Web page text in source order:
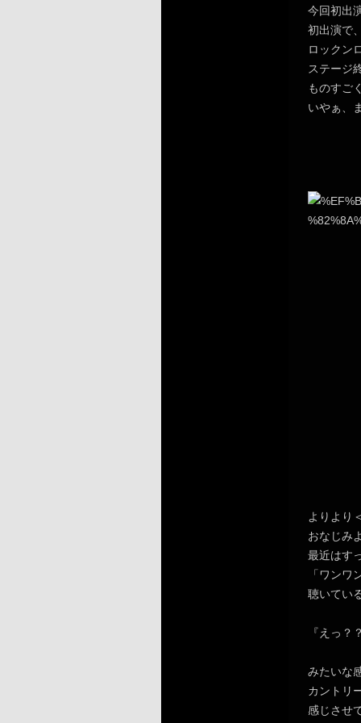
今回初出
初出演で
ロックン
ステージ
ものすご
いやぁ、
よりより
おなじみ
最近はす
「ワン
聴いてい
『えっ？
みたいな
カントリ
感じさせ